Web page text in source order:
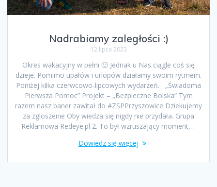
Nadrabiamy zaległości :)
12 lipca 2023
Okres wakacyjny w pełni 🙂 Jednak u Nas ciągle coś się
dzieje. Pomimo upałów i urlopów działamy swoim rytmem.
Poniżej kilka czerwcowo-lipcowych wydarzeń. „Świadoma
Pierwsza Pomoc” Projekt – „Bezpieczne Boiska” Tym
razem nasz baner zawitał do #ZSPPrzyszowice Dziekujemy
za zgloszenie Oby wiedza się nigdy nie przydała. Grupa
Reklamowa Redeye.pl 2. To był wzruszający moment,…
Dowiedz się więcej